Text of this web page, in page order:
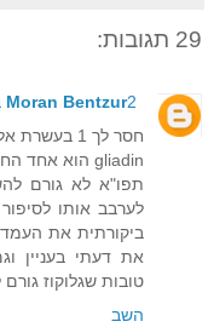
29 תגובות:
Moran Bentzur2 במרץ 2011 בשעה 18:01
חסר לך 1 בעשרת אלפים שנה.
gliadin הוא אחד החלבונים המרכיבים גלוטן.
תפו"א לא גורם
לערבב אותו
ביקורתית את
את דעתי בעניין
טובות שגלוקוז גורם
השב